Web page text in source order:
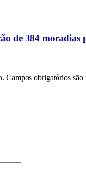
de 384
Campos obrigatórios são